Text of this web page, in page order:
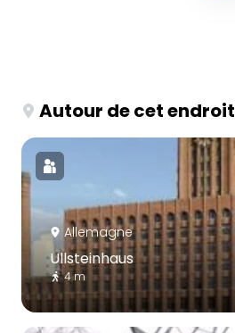
Autour de cet endroit
Allemagne
Ullsteinhaus
4 m